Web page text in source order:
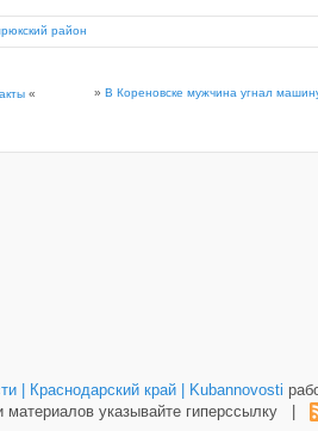
район
« » В Кореновске мужчина угнал
| Краснодарский край | Kubannovosti
материалов указывайте гиперссылку |